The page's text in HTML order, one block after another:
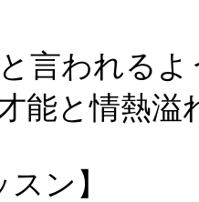
言われる
能と情熱
ン】